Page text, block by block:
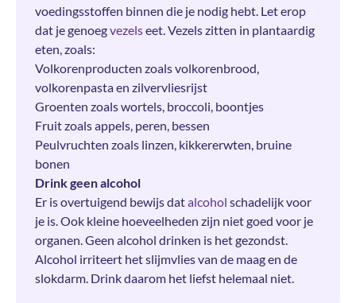
voedingsstoffen binnen die je nodig hebt. Let erop
dat je genoegvezelseet. Vezels zitten in plantaardig
eten, zoals:
Volkorenproducten zoals volkorenbrood,
volkorenpasta en zilvervliesrijst
Groenten zoals wortels, broccoli, boontjes
Fruit zoals appels, peren, bessen
Peulvruchten zoals linzen, kikkererwten, bruine
bonen
Drink geen alcohol
Er is overtuigend bewijs datalcohol schadelijk voor
je is. Ook kleine hoeveelheden zijn niet goed voor je
organen. Geen alcohol drinken is het gezondst.
Alcohol irriteert het slijmvlies van de maag en de
slokdarm. Drink daarom het liefst helemaal niet.